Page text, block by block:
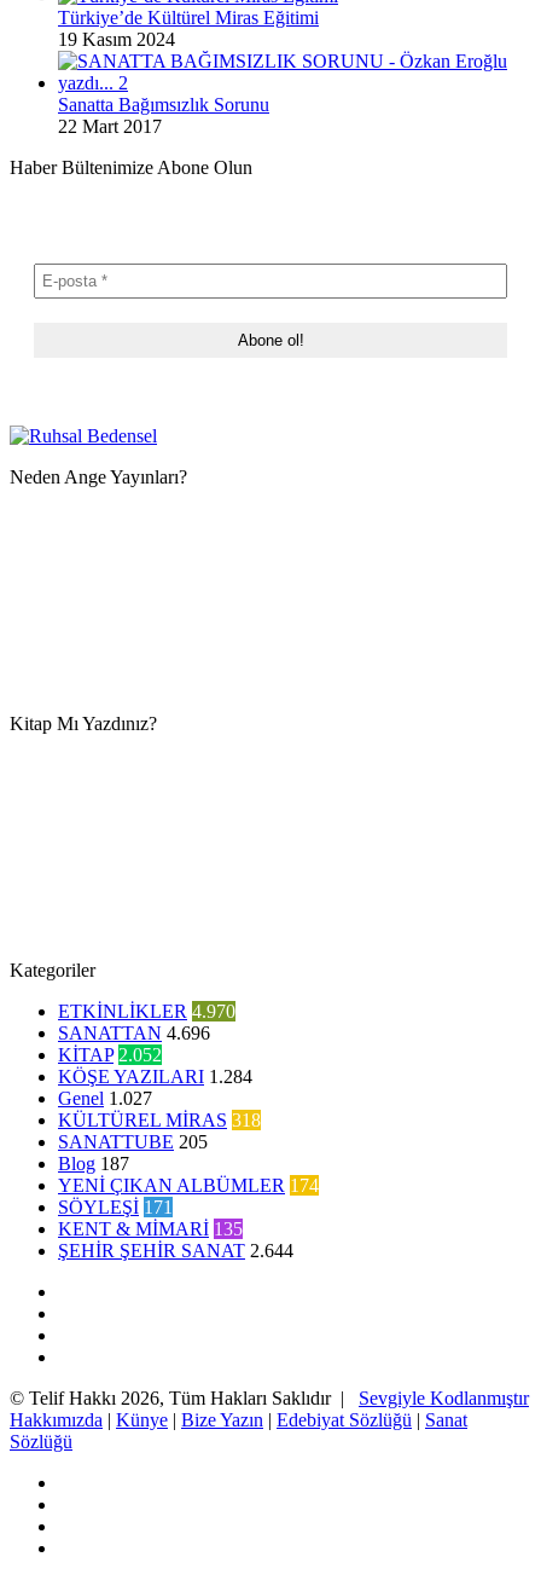
Türkiye’de Kültürel Miras Eğitimi
19 Kasım 2024
Sanatta Bağımsızlık Sorunu
22 Mart 2017
Haber Bültenimize Abone Olun
Neden Ange Yayınları?
Kitap Mı Yazdınız?
Kategoriler
ETKİNLİKLER 4.970
SANATTAN 4.696
KİTAP 2.052
KÖŞE YAZILARI 1.284
Genel 1.027
KÜLTÜREL MİRAS 318
SANATTUBE 205
Blog 187
YENİ ÇIKAN ALBÜMLER 174
SÖYLEŞİ 171
KENT & MİMARİ 135
ŞEHİR ŞEHİR SANAT 2.644
© Telif Hakkı 2026, Tüm Hakları Saklıdır | Sevgiyle Kodlanmıştır
Hakkımızda | Künye | Bize Yazın | Edebiyat Sözlüğü | Sanat
Sözlüğü